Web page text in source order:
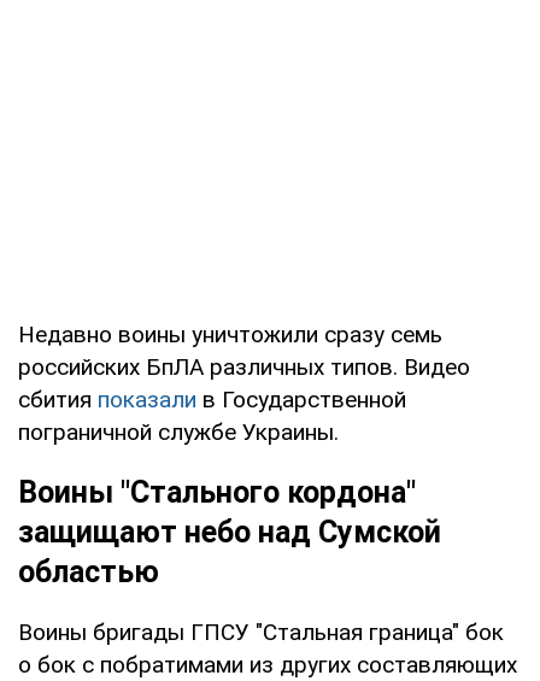
Недавно воины уничтожили сразу семь
российских БпЛА различных типов. Видео
сбития показали в Государственной
пограничной службе Украины.
Воины "Стального кордона"
защищают небо над Сумской
областью
Воины бригады ГПСУ "Стальная граница" бок
о бок с побратимами из других составляющих